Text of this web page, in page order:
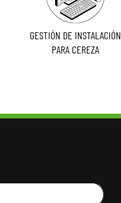
GESTIÓN DE INSTALACIÓN
PARA CEREZA